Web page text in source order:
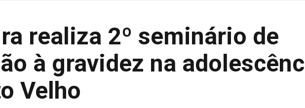
realiza 2º seminário de
à gravidez na
Velho